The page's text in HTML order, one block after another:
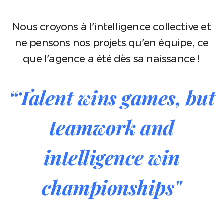
Nous croyons à l'intelligence collective et
ne pensons nos projets qu'en équipe, ce
que l'agence a été dès sa naissance !
“Talent wins games, but
teamwork and
intelligence win
championships"